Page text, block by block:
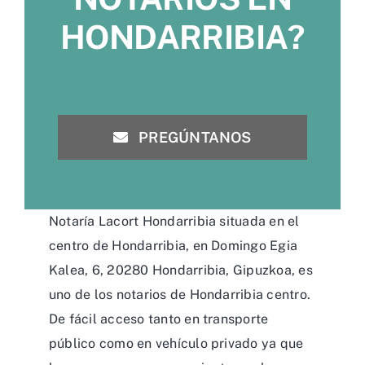
HONDARRIBIA?
PREGÚNTANOS
Notaría Lacort Hondarribia situada en el
centro de Hondarribia, en Domingo Egia
Kalea, 6, 20280 Hondarribia, Gipuzkoa, es
uno de los notarios de Hondarribia centro.
De fácil acceso tanto en transporte
público como en vehículo privado ya que